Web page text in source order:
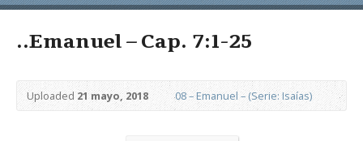
..Emanuel – Cap. 7:1-25
Uploaded21 mayo, 2018 08 – Emanuel – (Serie: Isaías)